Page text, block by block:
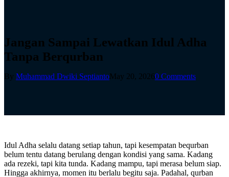
Jangan Sampai Lewatkan Idul Adha
Tanpa Berqurban
By Muhammad Dwiki SeptiantoMay 20, 20260 Comments
Idul Adha selalu datang setiap tahun, tapi kesempatan bequrban
belum tentu datang berulang dengan kondisi yang sama. Kadang
ada rezeki, tapi kita tunda. Kadang mampu, tapi merasa belum siap.
Hingga akhirnya, momen itu berlalu begitu saja. Padahal, qurban